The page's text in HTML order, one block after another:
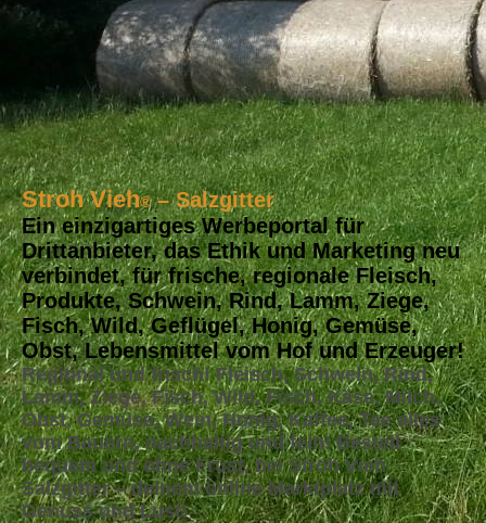
Stroh Vieh® – Salzgitter
Ein einzigartiges Werbeportal für
Drittanbieter, das Ethik und Marketing neu
verbindet, für frische, regionale Fleisch,
Produkte, Schwein, Rind, Lamm, Ziege,
Fisch, Wild, Geflügel, Honig, Gemüse,
Obst, Lebensmittel vom Hof und Erzeuger!
Regional und frisch! Fleisch, Schwein, Rind,
Lamm, Ziege, Fisch, Wild, Fisch, Käse, Milch,
Obst, Gemüse, Wein, Honig, Kaffee, Tee alles
vom Bauern, nachhaltig und fein! Bestell
bequem und ohne Frust, bei Stroh Vieh
Salzgitter – deinem online Marktplatz mit
Genuss und Lust!